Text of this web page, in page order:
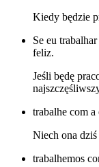
Kiedy będzie
Se eu
feliz.
Jeśli będę
trabalhe com a
Niech ona dziś
trabalhemos